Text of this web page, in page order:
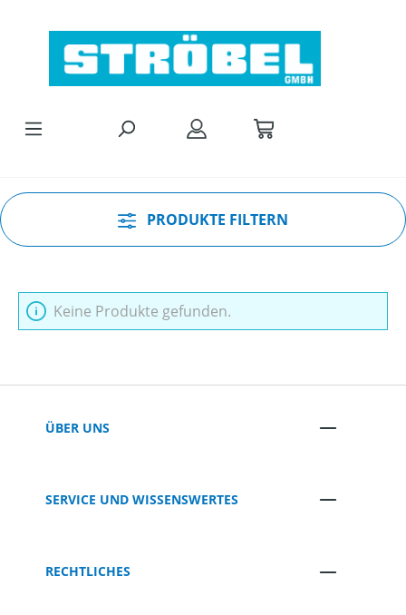
PRODUKTE FILTERN
Keine Produkte gefunden.
ÜBER UNS
SERVICE UND WISSENSWERTES
RECHTLICHES